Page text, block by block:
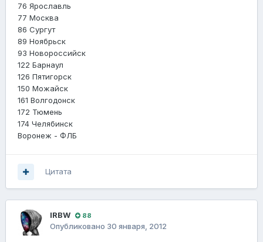
76 Ярославль
77 Москва
86 Сургут
89 Ноябрьск
93 Новороссийск
122 Барнаул
126 Пятигорск
150 Можайск
161 Волгодонск
172 Тюмень
174 Челябинск
Воронеж - ФЛБ
Цитата
lRBW 88
Опубликовано 30 января, 2012